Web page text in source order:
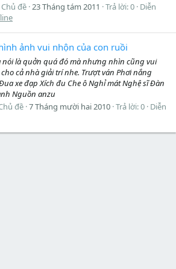
Chủ đề 23 Tháng tám 2011 Trả lời: 0 Diễn
ảnh vui nhộn của con ruồi
nói là quởn quá đó mà nhưng nhìn cũng vui
cả nhà giải trí nhe. Trượt ván Phơi nắng
xe đạp Xích đu Che ô Nghỉ mát Nghệ sĩ Đàn
Nguồn anzu
đề 7 Tháng mười hai 2010 Trả lời: 0 Diễn